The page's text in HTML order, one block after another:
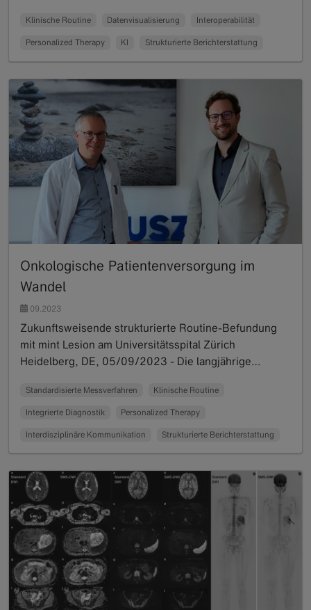
Klinische Routine Datenvisualisierung Interoperabilität
Personalized Therapy KI Strukturierte Berichterstattung
Onkologische Patientenversorgung im
Wandel
09.2023
Zukunftsweisende strukturierte Routine-Befundung
mit mint Lesion am Universitätsspital Zürich
Heidelberg, DE, 05/09/2023 - Die langjährige…
Standardisierte Messverfahren Klinische Routine
Integrierte Diagnostik Personalized Therapy
Interdisziplinäre Kommunikation Strukturierte Berichterstattung